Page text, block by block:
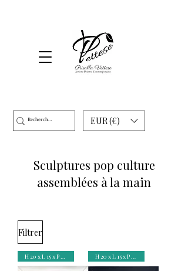
EUR (€)
Sculptures pop culture
assemblées à la main
Filtrer
H 20 x L 15 x P 4 cm H 20 x L 15 x P 4 cm